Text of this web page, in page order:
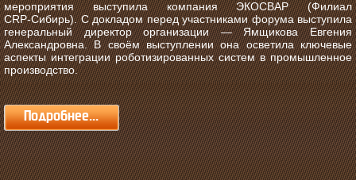
мероприятия выступила компания ЭКОСВАР (Филиал
CRP‑Сибирь). С докладом перед участниками форума выступила
генеральный директор организации — Ямщикова Евгения
Александровна. В своём выступлении она осветила ключевые
аспекты интеграции роботизированных систем в промышленное
производство.
Подробнее...